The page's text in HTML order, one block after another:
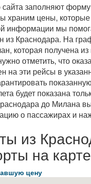
заполняют
храним цены,
информации мы
Краснодара. На
которая получена
отметить, что
на эти рейсы в
будет показана
до Милана
о пассажирах и
из
на карте
цену